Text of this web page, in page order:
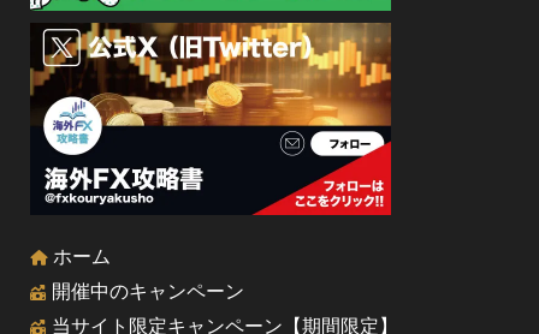
ホーム
開催中のキャンペーン
当サイト限定キャンペーン【期間限定】